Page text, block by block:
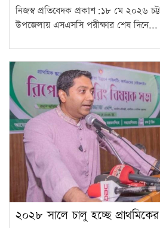
নিজস্ব প্রতিবেদক প্রকাশ:১৮ মে ২০২৬
উপজেলায় এসএসসি পরীক্ষার শেষ দিনে...
২০২৮ সালে চালু হচ্ছে